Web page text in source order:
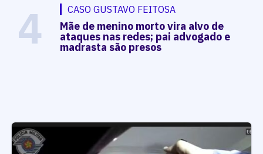
4 CASO GUSTAVO FEITOSA
Mãe de menino morto vira alvo de
ataques nas redes; pai advogado e
madrasta são presos